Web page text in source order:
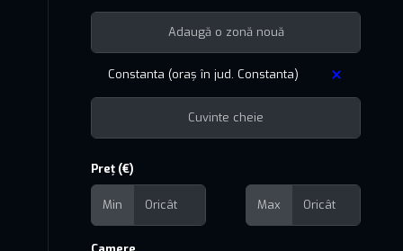
Constanta (oraș în jud. Constanta)
Preț (€)
Min Max